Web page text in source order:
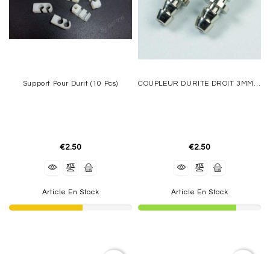
Support Pour Durit (10 Pcs)
€2.50
Article En Stock
COUPLEUR DURITE DROIT 3MM (2 Pcs)
€2.50
Article En Stock